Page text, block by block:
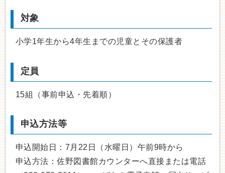
対象
小学1年生から4年生までの児童とその保護者
定員
15組（事前申込・先着順）
申込方法等
申込開始日：7月22日（水曜日）午前9時から
申込方法：佐野図書館カウンターへ直接または電話